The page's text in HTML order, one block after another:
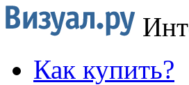
Как купить?